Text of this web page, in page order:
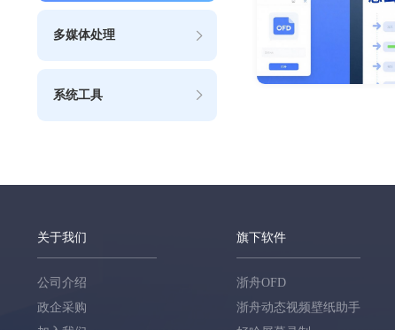
多媒体处理
系统工具
关于我们
公司介绍
政企采购
旗下软件
浙舟OFD
浙舟动态视频壁纸助手